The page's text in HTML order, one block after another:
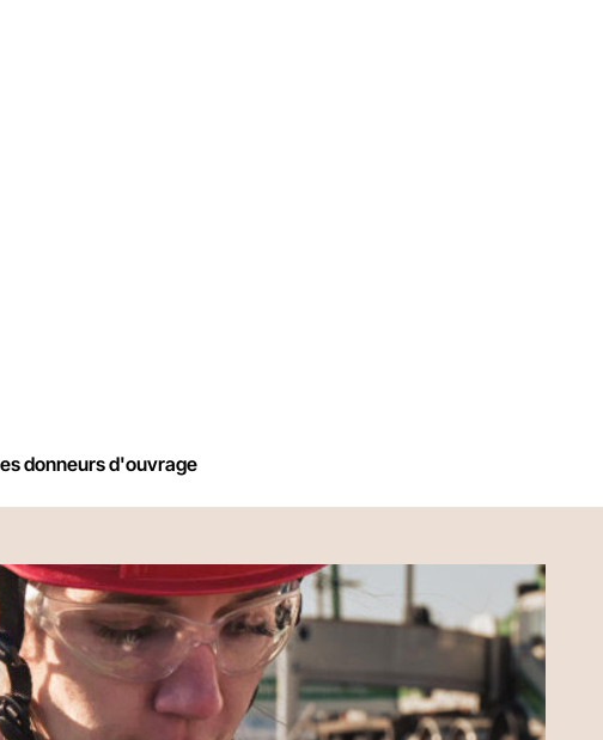
donneurs d'ouvrage